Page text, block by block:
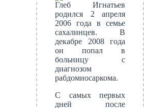
Глеб Игнатьев
родился 2 апреля
2006 года в семье
сахалинцев. В
декабре 2008 года
он попал в
больницу с
диагнозом
рабдомиосаркома.
С самых первых
дней после